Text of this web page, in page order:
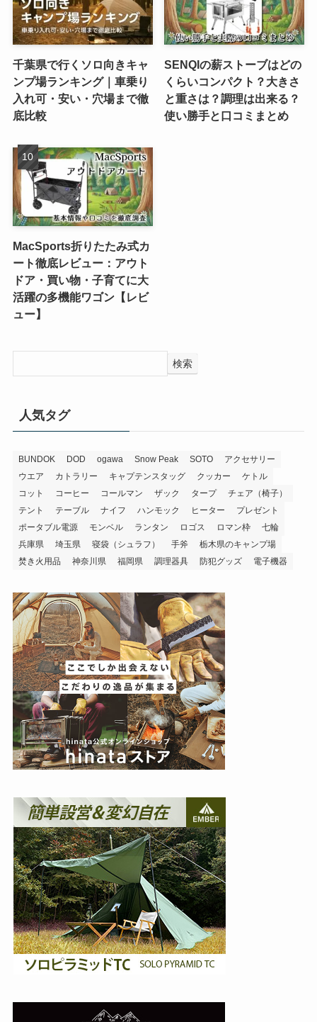
千葉県で行くソロ向きキャ
ンプ場ランキング｜車乗り
入れ可・安い・穴場まで徹
底比較
SENQIの薪ストーブはどの
くらいコンパクト？大きさ
と重さは？調理は出来る？
使い勝手と口コミまとめ
MacSports折りたたみ式カ
ート徹底レビュー：アウト
ドア・買い物・子育てに大
活躍の多機能ワゴン【レビ
ュー】
検索
人気タグ
BUNDOK DOD ogawa Snow Peak SOTO
アクセサリー
ウエア
カトラリー キャプテンスタッグ クッカー
ケトル
コット
コーヒー コールマン ザック タープ
チェア（椅子）
テント
テーブル ナイフ ハンモック ヒーター
プレゼント
ポータブル電源
モンベル ランタン ロゴス ロマン枠
七輪
兵庫県
埼玉県 寝袋（シュラフ） 手斧
栃木県のキャンプ場
焚き火用品
神奈川県 福岡県 調理器具 防犯グッズ 電子機器